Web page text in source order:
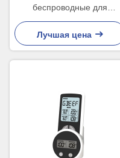
беспроводные для
барбекю печи на открытом
воздухе пекут
Лучшая цена